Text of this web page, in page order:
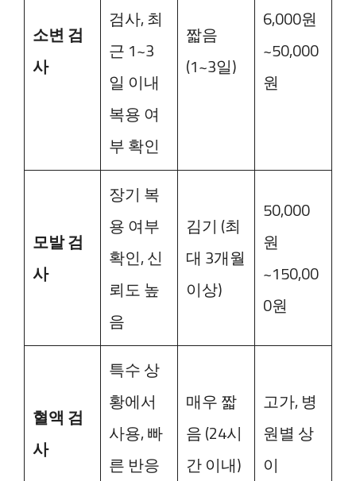
소변 검
사
검사, 최
근 1~3
일 이내
복용 여
부 확인
짧음
(1~3일)
6,000원
~50,000
원
모발 검
사
장기 복
용 여부
확인, 신
뢰도 높
음
김기 (최
대 3개월
이상)
50,000
원
~150,00
0원
혈액 검
사
특수 상
황에서
사용, 빠
른 반응
매우 짧
음 (24시
간 이내)
고가, 병
원별 상
이